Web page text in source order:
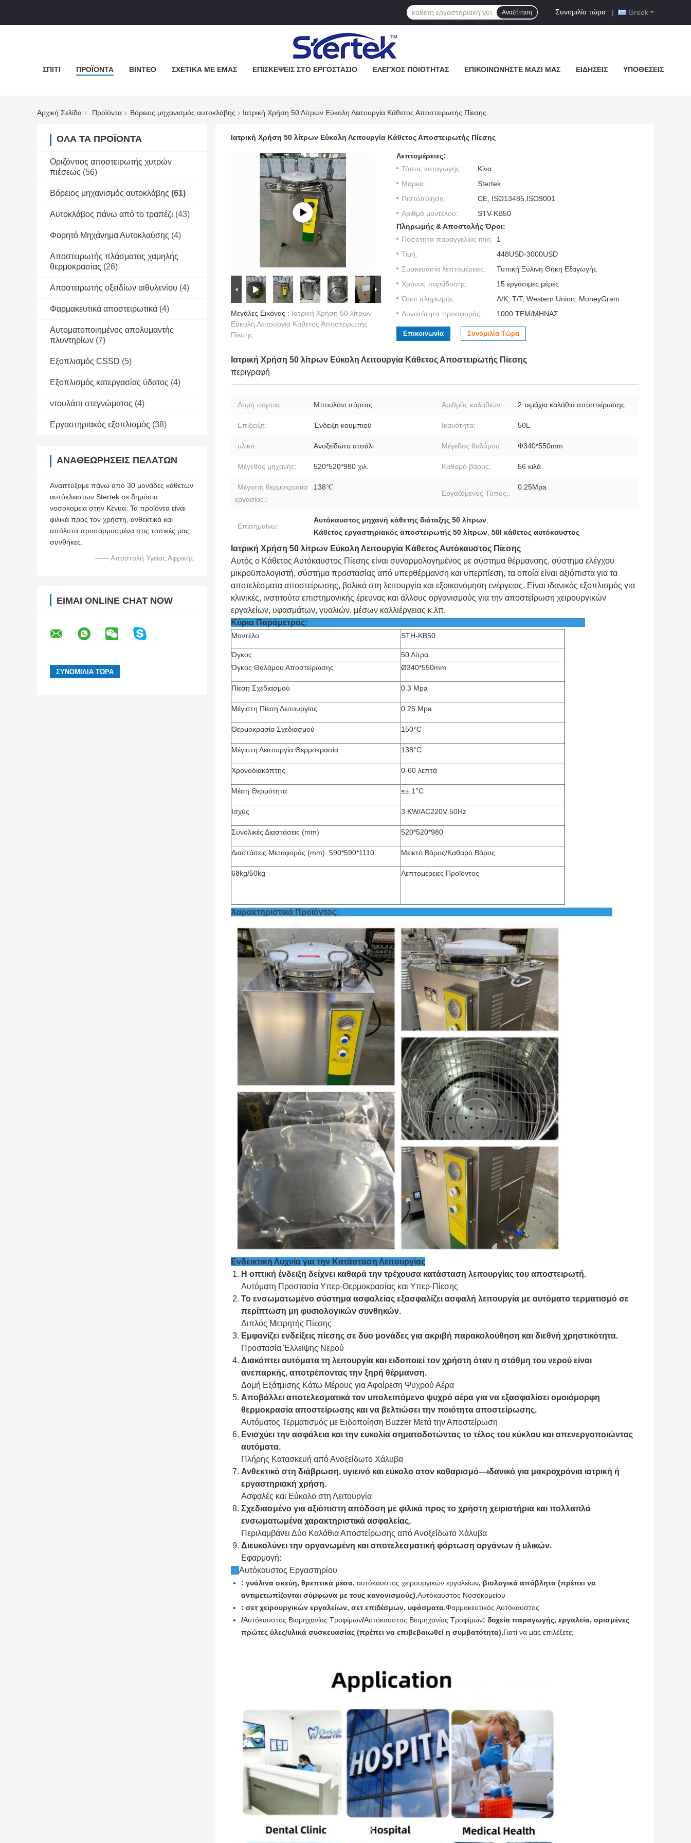
Greek
Συνομιλία τώρα |
Αναζήτηση
ΣΠΊΤΙ ΠΡΟΪΌΝΤΑ ΒΊΝΤΕΟ ΣΧΕΤΙΚΆ ΜΕ ΕΜΆΣ ΕΠΙΣΚΈΨΕΙΣ ΣΤΟ ΕΡΓΟΣΤΆΣΙΟ ΈΛΕΓΧΟΣ ΠΟΙΌΤΗΤΑΣ ΕΠΙΚΟΙΝΩΝΉΣΤΕ ΜΑΖΊ ΜΑΣ ΕΙΔΉΣΕΙΣ ΥΠΟΘΈΣΕΙΣ
Αρχική Σελίδα Προϊόντα Βόρειος μηχανισμός αυτοκλάβης Ιατρική Χρήση 50 Λίτρων Εύκολη Λειτουργία Κάθετος Αποστειρωτής Πίεσης
ΌΛΑ ΤΑ ΠΡΟΪΌΝΤΑ
Οριζόντιος αποστειρωτής χυτρών
πιέσεως (56)
Βόρειος μηχανισμός αυτοκλάβης (61)
Αυτοκλάβος πάνω από το τραπέζι (43)
Φορητό Μηχάνημα Αυτοκλαύσης (4)
Αποστειρωτής πλάσματος χαμηλής
θερμοκρασίας (26)
Αποστειρωτής οξειδίων αιθυλενίου (4)
Φαρμακευτικά αποστειρωτικά (4)
Αυτοματοποιημένος απολυμαντής
πλυντηρίων (7)
Εξοπλισμός CSSD (5)
Εξοπλισμός κατεργασίας ύδατος (4)
ντουλάπι στεγνώματος (4)
Εργαστηριακός εξοπλισμός (38)
ΑΝΑΘΕΩΡΉΣΕΙΣ ΠΕΛΑΤΏΝ
Αναπτύξαμε πάνω από 30 μονάδες κάθετων
αυτόκλειστων Stertek σε δημόσια
νοσοκομεία στην Κένυα. Τα προϊόντα είναι
φιλικά προς τον χρήστη, ανθεκτικά και
απόλυτα προσαρμοσμένα στις τοπικές μας
συνθήκες.
—— Αποστολή Υγείας Αφρικής
ΕΊΜΑΙ ONLINE CHAT NOW
Ιατρική Χρήση 50 λίτρων Εύκολη Λειτουργία Κάθετος Αποστειρωτής Πίεσης
Μεγάλες Εικόνας : Ιατρική Χρήση 50 λίτρων
Εύκολη Λειτουργία Κάθετος Αποστειρωτής
Πίεσης
Λεπτομέρειες:
Τόπος καταγωγής:
Κίνα
Μάρκα:
Stertek
Πιστοποίηση:
CE, ISO13485,ISO9001
Αριθμό μοντέλου:
STV-KB50
Πληρωμής & Αποστολής Όροι:
Ποσότητα παραγγελίας min:
1
Τιμή:
448USD-3000USD
Συσκευασία λεπτομέρειες:
Τυπική Ξύλινη Θήκη Εξαγωγής
Χρόνος παράδοσης:
15 εργάσιμες μέρες
Όροι πληρωμής:
Λ/Κ, Τ/Τ, Western Union, MoneyGram
Δυνατότητα προσφοράς:
1000 ΤΕΜ/ΜΗΝΑΣ
Επικοινωνία Συνομιλία Τώρα
Ιατρική Χρήση 50 λίτρων Εύκολη Λειτουργία Κάθετος Αποστειρωτής Πίεσης
περιγραφή
Δομή πόρτας: Μπουλόνι πόρτας Αριθμός καλαθιών: 2 τεμάχια καλάθια αποστείρωσης
Επίδειξη: Ένδειξη κουμπιού Ικανότητα: 50L
υλικό: Ανοξείδωτο ατσάλι Μέγεθος θαλάμου: Φ340*550mm
Μέγεθος μηχανής: 520*520*980 χιλ. Καθαρό βάρος: 56 κιλά
Μέγιστη θερμοκρασία
εργασίας.:
138℃
Εργαζόμενος Τύπος.:
0.25Mpa
Επισημαίνω:
Αυτόκαυστος μηχανή κάθετης διάταξης 50 λίτρων,
Κάθετος εργαστηριακός αποστειρωτής 50 λίτρων, 50l κάθετος αυτόκαυστος
Ιατρική Χρήση 50 λίτρων Εύκολη Λειτουργία Κάθετος Αυτόκαυστος Πίεσης
Αυτός ο Κάθετος Αυτόκαυστος Πίεσης είναι συναρμολογημένος με σύστημα θέρμανσης, σύστημα ελέγχου
μικροϋπολογιστή, σύστημα προστασίας από υπερθέρμανση και υπερπίεση, τα οποία είναι αξιόπιστα για τα
αποτελέσματα αποστείρωσης, βολικά στη λειτουργία και εξοικονόμηση ενέργειας. Είναι ιδανικός εξοπλισμός για
κλινικές, ινστιτούτα επιστημονικής έρευνας και άλλους οργανισμούς για την αποστείρωση χειρουργικών
εργαλείων, υφασμάτων, γυαλιών, μέσων καλλιέργειας κ.λπ.
Κύρια Παράμετρος:
Μοντέλο STH-KB50
Όγκος
50 Λίτρα
Όγκος Θαλάμου Αποστείρωσης
Ø340*550mm
Πίεση Σχεδιασμού 0.3 Mpa
Μέγιστη Πίεση Λειτουργίας 0.25 Mpa
Θερμοκρασία Σχεδιασμού 150°C
Μέγιστη Λειτουργία Θερμοκρασία 138°C
Χρονοδιακόπτης 0-60 λεπτά
Μέση Θερμότητα ≤± 1°C
Ισχύς 3 KW/AC220V 50Hz
Συνολικές Διαστάσεις (mm) 520*520*980
Διαστάσεις Μεταφοράς (mm) 590*590*1110 Μεικτό Βάρος/Καθαρό Βάρος
68kg/50kg Λεπτομέρειες Προϊόντος
Χαρακτηριστικά Προϊόντος:
Ενδεικτική Λυχνία για την Κατάσταση Λειτουργίας
Η οπτική ένδειξη δείχνει καθαρά την τρέχουσα κατάσταση λειτουργίας του αποστειρωτή.
Αυτόματη Προστασία Υπερ-Θερμοκρασίας και Υπερ-Πίεσης
Το ενσωματωμένο σύστημα ασφαλείας εξασφαλίζει ασφαλή λειτουργία με αυτόματο τερματισμό σε
περίπτωση μη φυσιολογικών συνθηκών.
Διπλός Μετρητής Πίεσης
Εμφανίζει ενδείξεις πίεσης σε δύο μονάδες για ακριβή παρακολούθηση και διεθνή χρηστικότητα.
Προστασία Έλλειψης Νερού
Διακόπτει αυτόματα τη λειτουργία και ειδοποιεί τον χρήστη όταν η στάθμη του νερού είναι
ανεπαρκής, αποτρέποντας την ξηρή θέρμανση.
Δομή Εξάτμισης Κάτω Μέρους για Αφαίρεση Ψυχρού Αέρα
Αποβάλλει αποτελεσματικά τον υπολειπόμενο ψυχρό αέρα για να εξασφαλίσει ομοιόμορφη
θερμοκρασία αποστείρωσης και να βελτιώσει την ποιότητα αποστείρωσης.
Αυτόματος Τερματισμός με Ειδοποίηση Buzzer Μετά την Αποστείρωση
Ενισχύει την ασφάλεια και την ευκολία σηματοδοτώντας το τέλος του κύκλου και απενεργοποιώντας
αυτόματα.
Πλήρης Κατασκευή από Ανοξείδωτο Χάλυβα
Ανθεκτικό στη διάβρωση, υγιεινό και εύκολο στον καθαρισμό—ιδανικό για μακροχρόνια ιατρική ή
εργαστηριακή χρήση.
Ασφαλές και Εύκολο στη Λειτουργία
Σχεδιασμένο για αξιόπιστη απόδοση με φιλικά προς το χρήστη χειριστήρια και πολλαπλά
ενσωματωμένα χαρακτηριστικά ασφαλείας.
Περιλαμβάνει Δύο Καλάθια Αποστείρωσης από Ανοξείδωτο Χάλυβα
Διευκολύνει την οργανωμένη και αποτελεσματική φόρτωση οργάνων ή υλικών.
Εφαρμογή:
Αυτόκαυστος Εργαστηρίου
: γυάλινα σκεύη, θρεπτικά μέσα, αυτόκαυστος χειρουργικών εργαλείων, βιολογικά απόβλητα (πρέπει να
αντιμετωπίζονται σύμφωνα με τους κανονισμούς).Αυτόκαυστος Νοσοκομείου
: σετ χειρουργικών εργαλείων, σετ επιδέσμων, υφάσματα.Φαρμακευτικός Αυτόκαυστος
/Αυτόκαυστος Βιομηχανίας Τροφίμων/Αυτόκαυστος Βιομηχανίας Τροφίμων: δοχεία παραγωγής, εργαλεία, ορισμένες
πρώτες ύλες/υλικά συσκευασίας (πρέπει να επιβεβαιωθεί η συμβατότητα).Γιατί να μας επιλέξετε;